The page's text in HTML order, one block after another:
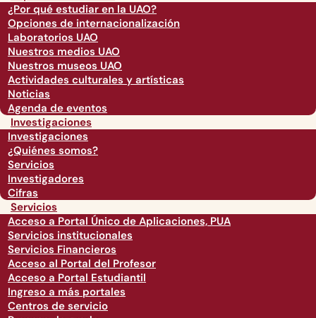
¿Por qué estudiar en la UAO?
Opciones de internacionalización
Laboratorios UAO
Nuestros medios UAO
Nuestros museos UAO
Actividades culturales y artísticas
Noticias
Agenda de eventos
Investigaciones
Investigaciones
¿Quiénes somos?
Servicios
Investigadores
Cifras
Servicios
Acceso a Portal Único de Aplicaciones, PUA
Servicios institucionales
Servicios Financieros
Acceso al Portal del Profesor
Acceso a Portal Estudiantil
Ingreso a más portales
Centros de servicio